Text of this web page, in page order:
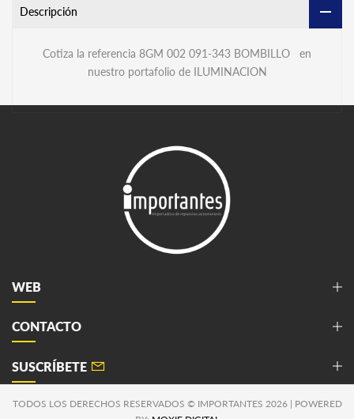
Descripción
Cotiza la referencia 8GM 002 091-343 BOMBILLO en
nuestro portafolio de ILUMINACION
WEB
CONTACTO
SUSCRÍBETE
TODOS LOS DERECHOS RESERVADOS © IMPORTANTES 2026 | POWERED